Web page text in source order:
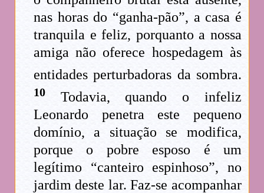
nas horas do “ganha-pão”, a casa é
tranquila e feliz, porquanto a nossa
amiga não oferece hospedagem às
entidades perturbadoras da sombra.
10 Todavia, quando o infeliz
Leonardo penetra este pequeno
domínio, a situação se modifica,
porque o pobre esposo é um
legítimo “canteiro espinhoso”, no
jardim deste lar. Faz-se acompanhar